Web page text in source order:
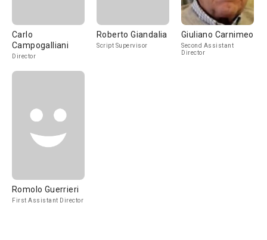
Carlo
Campogalliani
Director
Roberto Giandalia
Script Supervisor
Giuliano Carnimeo
Second Assistant
Director
Romolo Guerrieri
First Assistant Director